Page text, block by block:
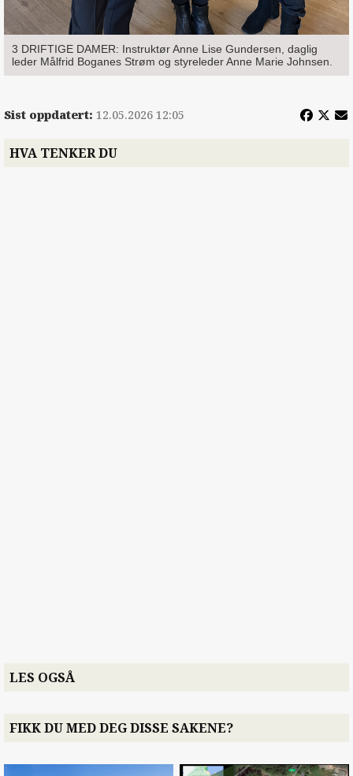
3 DRIFTIGE DAMER: Instruktør Anne Lise Gundersen, daglig
leder Målfrid Boganes Strøm og styreleder Anne Marie Johnsen.
Sist oppdatert: 12.05.2026 12:05
HVA TENKER DU
LES OGSÅ
FIKK DU MED DEG DISSE SAKENE?